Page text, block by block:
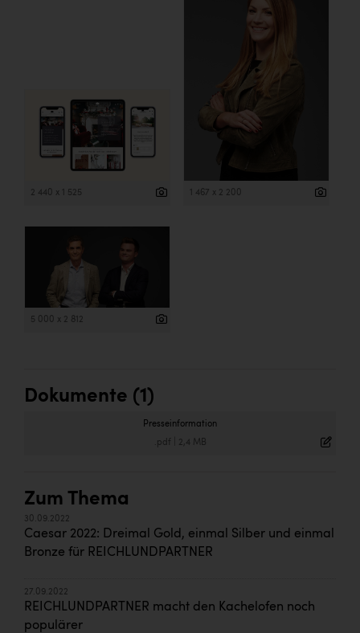
2 440 x 1 525 1 467 x 2 200
5 000 x 2 812
Dokumente (1)
Presseinformation
.pdf 2,4 MB
Zum Thema
30.09.2022
Caesar 2022: Dreimal Gold, einmal Silber und einmal
Bronze für REICHLUNDPARTNER
27.09.2022
REICHLUNDPARTNER macht den Kachelofen noch
populärer